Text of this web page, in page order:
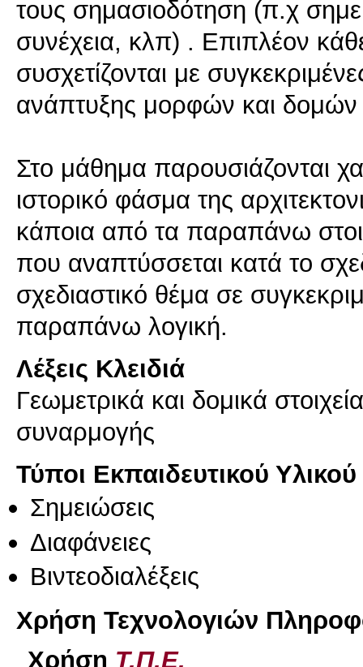
τους σημασιοδότηση (π.χ
συνέχεια, κλπ) . Επιπλέον
συσχετίζονται με
ανάπτυξης μορφών και δομών
Στο μάθημα παρουσιάζονται
ιστορικό φάσμα της
κάποια από τα παραπάνω
που αναπτύσσεται κατά το
σχεδιαστικό θέμα σε
παραπάνω λογική.
Λέξεις Κλειδιά
Γεωμετρικά και δομικά
συναρμογής
Τύποι Εκπαιδευτικού Υλικού
Σημειώσεις
Διαφάνειες
Βιντεοδιαλέξεις
Χρήση Τεχνολογιών
Χρήση Τ.Π.Ε.